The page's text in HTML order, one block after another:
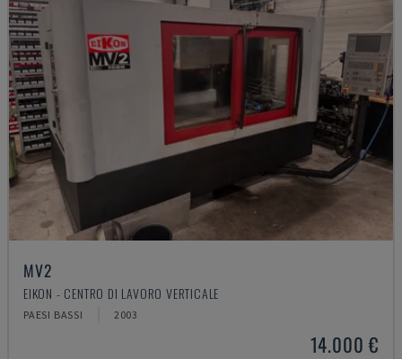
MV2
EIKON - CENTRO DI LAVORO VERTICALE
PAESI BASSI 2003
14.000 €